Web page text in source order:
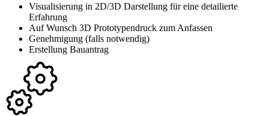
Visualisierung in 2D/3D Darstellung für eine detailierte
Erfahrung
Auf Wunsch 3D Prototypendruck zum Anfassen
Genehmigung (falls notwendig)
Erstellung Bauantrag